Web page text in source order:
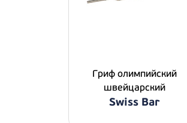
Гриф олимпийский
швейцарский
Swiss Bar